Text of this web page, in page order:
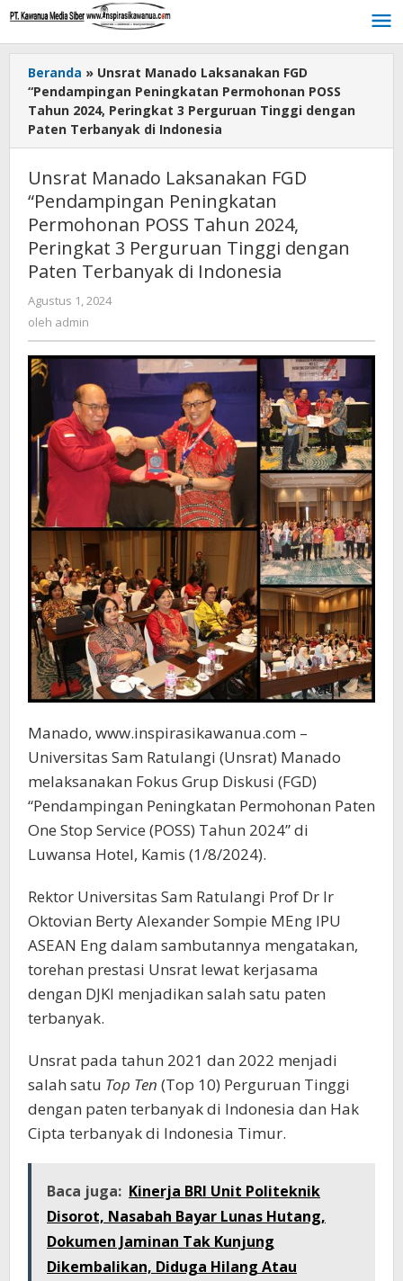
Lewati
konten
Beranda » Unsrat Manado Laksanakan FGD
“Pendampingan Peningkatan Permohonan POSS
Tahun 2024, Peringkat 3 Perguruan Tinggi dengan
Paten Terbanyak di Indonesia
Unsrat Manado Laksanakan FGD
“Pendampingan Peningkatan
Permohonan POSS Tahun 2024,
Peringkat 3 Perguruan Tinggi dengan
Paten Terbanyak di Indonesia
Agustus 1, 2024
oleh admin
Manado, www.inspirasikawanua.com –
Universitas Sam Ratulangi (Unsrat) Manado
melaksanakan Fokus Grup Diskusi (FGD)
“Pendampingan Peningkatan Permohonan Paten
One Stop Service (POSS) Tahun 2024” di
Luwansa Hotel, Kamis (1/8/2024).
Rektor Universitas Sam Ratulangi Prof Dr Ir
Oktovian Berty Alexander Sompie MEng IPU
ASEAN Eng dalam sambutannya mengatakan,
torehan prestasi Unsrat lewat kerjasama
dengan DJKI menjadikan salah satu paten
terbanyak.
Unsrat pada tahun 2021 dan 2022 menjadi
salah satu Top Ten (Top 10) Perguruan Tinggi
dengan paten terbanyak di Indonesia dan Hak
Cipta terbanyak di Indonesia Timur.
Baca juga: Kinerja BRI Unit Politeknik
Disorot, Nasabah Bayar Lunas Hutang,
Dokumen Jaminan Tak Kunjung
Dikembalikan, Diduga Hilang Atau